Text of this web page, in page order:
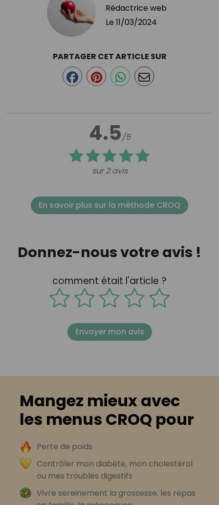
Rédactrice web
Le 11/03/2024
4.5/5
sur 2 avis
PARTAGER CET ARTICLE SUR
En savoir plus sur la méthode CROQ
Donnez-nous votre avis !
comment était l'article ?
Envoyer mon avis
Mangez mieux avec
les menus CROQ pour
Perte de poids
Contrôler mon diabète, mon cholestérol
ou mes troubles digestifs
Vivre sereinement la grossesse, les repas